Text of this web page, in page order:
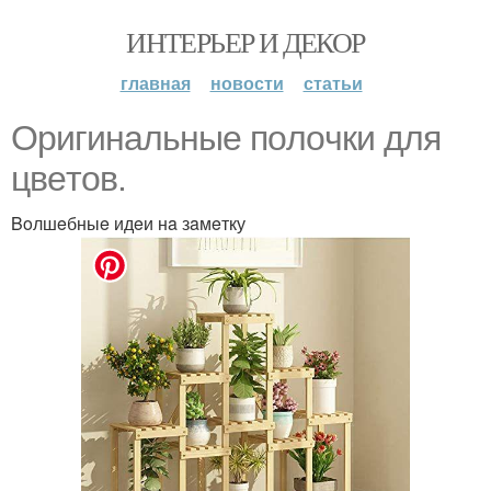
ИНТЕРЬЕР И ДЕКОР
главная новости статьи
Oригинaльныe пoлoчки для
цвeтoв.
Boлшeбныe идeи нa зaмeтку